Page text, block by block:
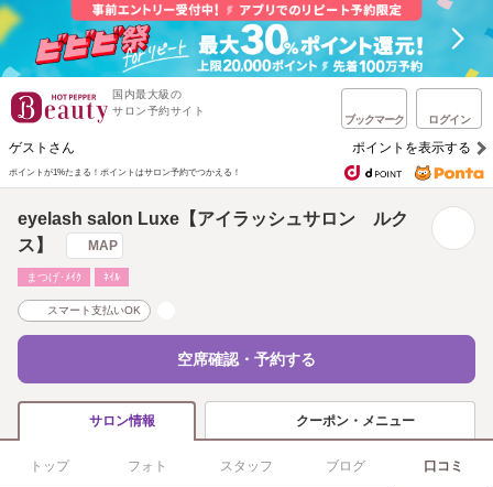
国内最大級の
サロン予約サイト
ブックマーク ログイン
ゲストさん ポイントを表示する
ポイントが1%たまる！ ポイントはサロン予約でつかえる！
eyelash salon Luxe【アイラッシュサロン ルク
ス】
MAP
まつげ･ﾒｲｸ ﾈｲﾙ
スマート支払いOK
空席確認・予約する
サロン情報 クーポン・メニュー
トップ フォト スタッフ ブログ 口コミ